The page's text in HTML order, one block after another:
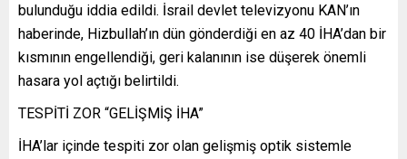
bulunduğu iddia edildi. İsrail devlet televizyonu KAN’ın
haberinde, Hizbullah’ın dün gönderdiği en az 40 İHA’dan bir
kısmının engellendiği, geri kalanının ise düşerek önemli
hasara yol açtığı belirtildi.
TESPİTİ ZOR “GELİŞMİŞ İHA”
İHA’lar içinde tespiti zor olan gelişmiş optik sistemle